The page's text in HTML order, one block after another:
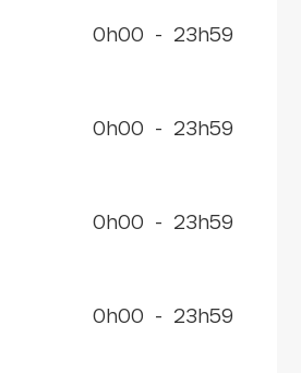
0h00 - 23h59
0h00 - 23h59
0h00 - 23h59
0h00 - 23h59